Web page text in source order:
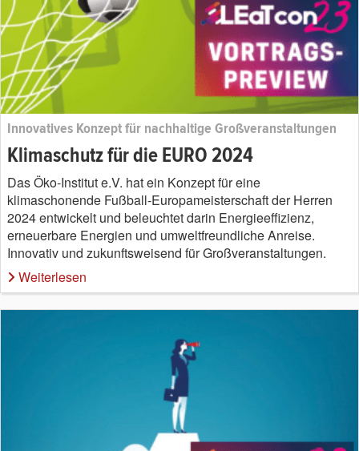
Innovatives Konzept für nachhaltige Großveranstaltungen
Klimaschutz für die EURO 2024
Das Öko-Institut e.V. hat ein Konzept für eine
klimaschonende Fußball-Europameisterschaft der Herren
2024 entwickelt und beleuchtet darin Energieeffizienz,
erneuerbare Energien und umweltfreundliche Anreise.
Innovativ und zukunftsweisend für Großveranstaltungen.
Weiterlesen